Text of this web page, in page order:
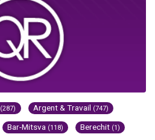
(287) Argent & Travail (747)
Bar-Mitsva (118) Berechit (1)